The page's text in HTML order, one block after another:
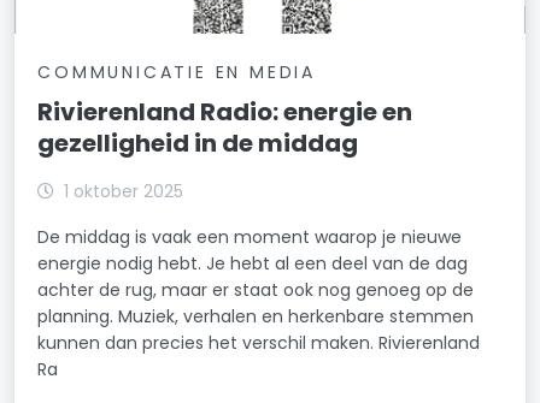
COMMUNICATIE EN MEDIA
Rivierenland Radio: energie en
gezelligheid in de middag
1 oktober 2025
De middag is vaak een moment waarop je nieuwe
energie nodig hebt. Je hebt al een deel van de dag
achter de rug, maar er staat ook nog genoeg op de
planning. Muziek, verhalen en herkenbare stemmen
kunnen dan precies het verschil maken. Rivierenland
Ra